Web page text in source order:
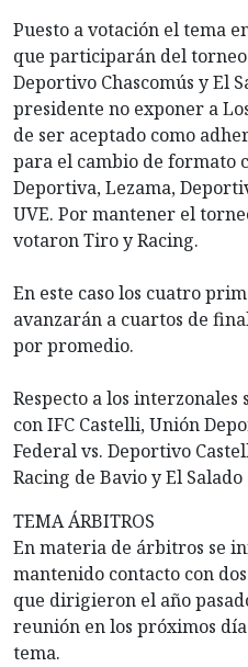
Puesto a votación el tema
que participarán del
Deportivo Chascomús y El
presidente no exponer a
de ser aceptado como
para el cambio de formato
Deportiva, Lezama,
UVE. Por mantener el
votaron Tiro y Racing.
En este caso los cuatro
avanzarán a cuartos de
por promedio.
Respecto a los interzonales
con IFC Castelli, Unión
Federal vs. Deportivo
Racing de Bavio y El
TEMA ÁRBITROS
En materia de árbitros se
mantenido contacto con
que dirigieron el año
reunión en los próximos
tema.